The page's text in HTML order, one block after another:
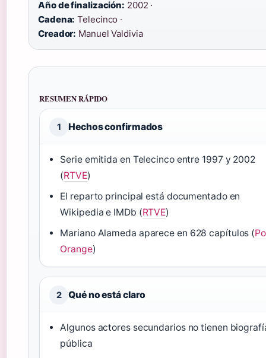
Año de finalización: 2002 ·
Cadena: Telecinco ·
Creador: Manuel Valdivia
RESUMEN RÁPIDO
1 Hechos confirmados
Serie emitida en Telecinco entre 1997 y 2002
(RTVE)
El reparto principal está documentado en
Wikipedia e IMDb (RTVE)
Mariano Alameda aparece en 628 capítulos (
Orange)
2 Qué no está claro
Algunos actores secundarios no tienen
pública